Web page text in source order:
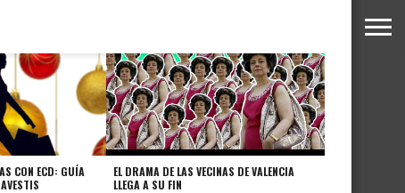
CON ECD: GUÍA
EL DRAMA DE LAS VECINAS DE VALENCIA
LLEGA A SU FIN